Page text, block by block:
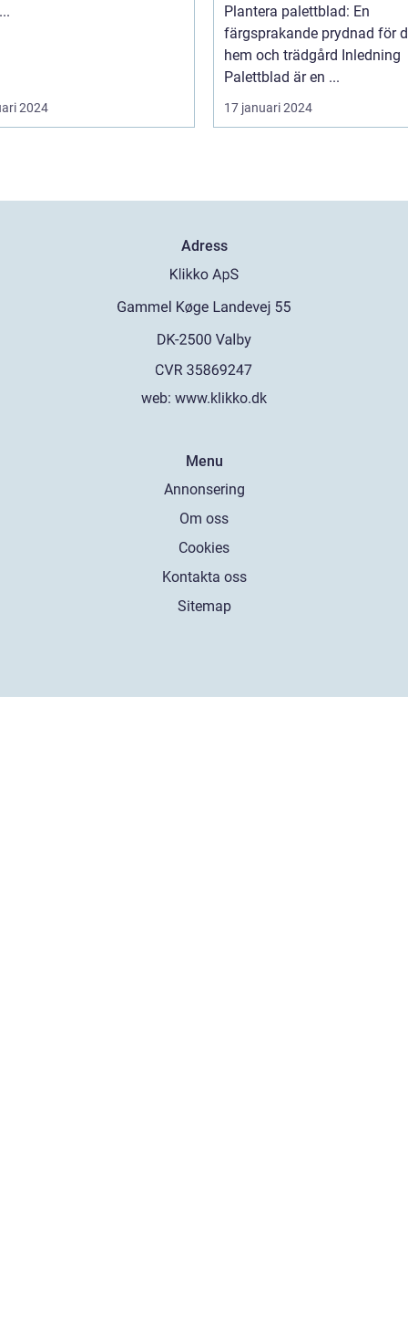
guide ...
2024
Plantera palettblad: En
färgsprakande prydnad för
hem och trädgård Inledning
Palettblad är en ...
17 januari 2024
Adress
web: www.klikko.dk
Menu
Annonsering
Om oss
Cookies
Kontakta oss
Sitemap